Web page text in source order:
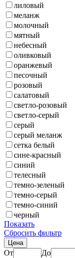
лиловый
меланж
молочный
мятный
небесный
оливковый
оранжевый
песочный
розовый
салатовый
светло-розовый
светло-серый
серый
серый меланж
сетка белый
сине-красный
синий
телесный
темно-зеленый
темно-серый
темно-синий
черный
Показать
Сбросить фильтр
Цена
От
До